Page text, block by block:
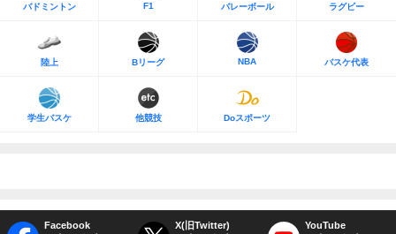
バドミントン F1 バレーボール ラグビー
陸上 Bリーグ NBA バスケ代表
学生バスケ 他競技 Doスポーツ
Facebook X(旧Twitter) YouTube